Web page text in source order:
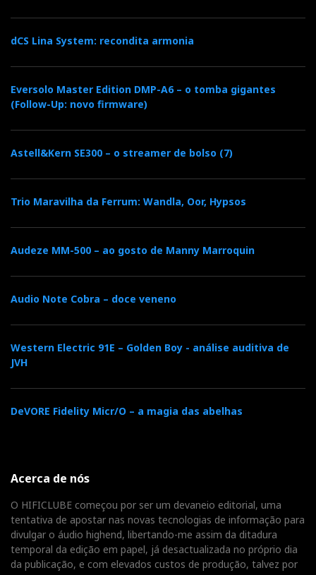
dCS Lina System: recondita armonia
Eversolo Master Edition DMP-A6 – o tomba gigantes
(Follow-Up: novo firmware)
Astell&Kern SE300 – o streamer de bolso (7)
Trio Maravilha da Ferrum: Wandla, Oor, Hypsos
Audeze MM-500 – ao gosto de Manny Marroquin
Audio Note Cobra – doce veneno
Western Electric 91E – Golden Boy - análise auditiva de
JVH
DeVORE Fidelity Micr/O – a magia das abelhas
Acerca de nós
O HIFICLUBE começou por ser um devaneio editorial, uma
tentativa de apostar nas novas tecnologias de informação para
divulgar o áudio highend, libertando-me assim da ditadura
temporal da edição em papel, já desactualizada no próprio dia
da publicação, e com elevados custos de produção, talvez por